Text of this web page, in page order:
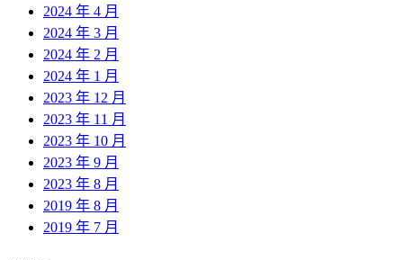
2024 年 4 月
2024 年 3 月
2024 年 2 月
2024 年 1 月
2023 年 12 月
2023 年 11 月
2023 年 10 月
2023 年 9 月
2023 年 8 月
2019 年 8 月
2019 年 7 月